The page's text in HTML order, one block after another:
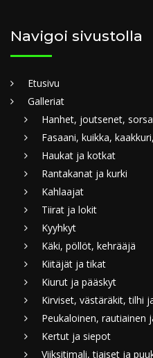
Navigoi sivustolla
Etusivu
Galleriat
Hanhet, joutsenet,
Fasaani, kuikka,
Haukat ja kotkat
Rantakanat ja kurki
Kahlaajat
Tiirat ja lokit
Kyyhkyt
Käki, pöllöt, kehrääjä
Kiitäjät ja tikat
Kiurut ja pääskyt
Kirviset, västäräkit, tilhi
Peukaloinen, rautiainen
Kertut ja siepot
Viiksitimali, tiaiset ja